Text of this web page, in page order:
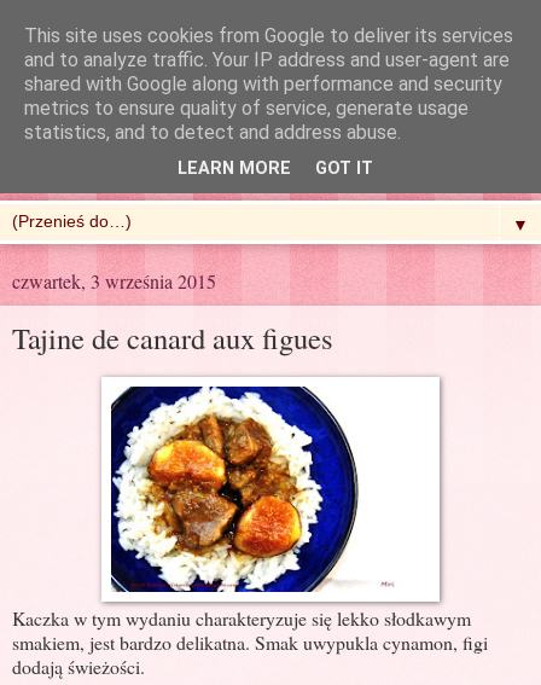
R'n'G Kitchen
▼
czwartek, 3 września 2015
Tajine de canard aux figues
Kaczka w tym wydaniu charakteryzuje się lekko słodkawym
smakiem, jest bardzo delikatna. Smak uwypukla cynamon, figi
dodają świeżości.
This site uses cookies from Google to deliver its services
and to analyze traffic. Your IP address and user-agent are
shared with Google along with performance and security
metrics to ensure quality of service, generate usage
statistics, and to detect and address abuse.
LEARN MORE GOT IT